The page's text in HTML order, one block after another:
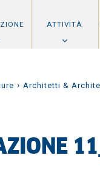
ATTIVITÀ
› Architetti &